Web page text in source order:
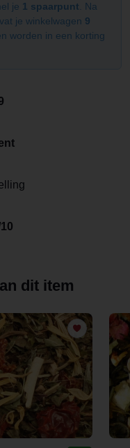
je 1 spaarpunt . Na
je winkelwagen 9
worden in een korting
dit item